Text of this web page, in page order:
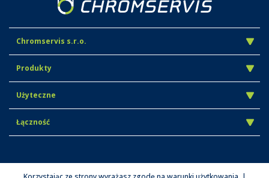
Chromservis s.r.o.
Produkty
Użyteczne
Łączność